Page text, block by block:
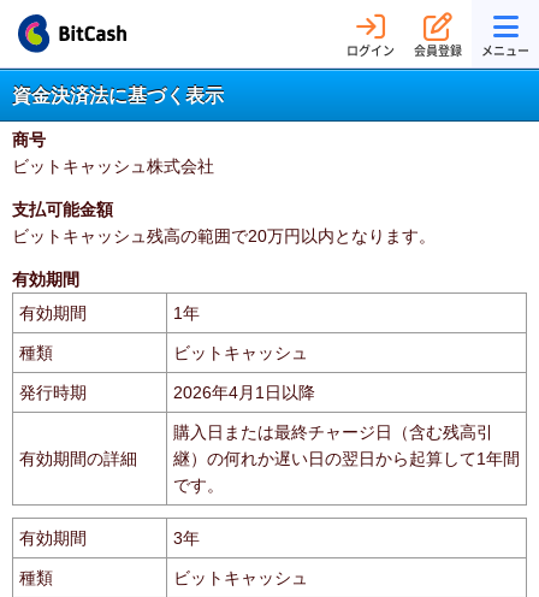
ログイン 会員登録 メニュー
資金決済法に基づく表示
商号
ビットキャッシュ株式会社
支払可能金額
ビットキャッシュ残高の範囲で20万円以内となります。
有効期間
有効期間
1年
種類 ビットキャッシュ
発行時期 2026年4月1日以降
有効期間の詳細
購入日または最終チャージ日（含む残高引
継）の何れか遅い日の翌日から起算して1年間
です。
有効期間 3年
種類 ビットキャッシュ